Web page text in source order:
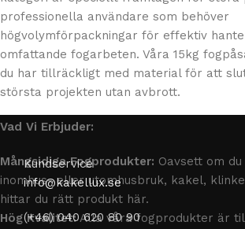
professionella användare som behöver
högvolymförpackningar för effektiv
omfattande fogarbeten. Våra 15kg
du har tillräckligt med material för att
största projekten utan avbrott.
Vad Vi Erbjuder:
Mångsidiga Fogprodukter: Oavsett om
inomhus- eller utomhusbruk, kakel,
hittar du rätt produkt här.
Hög Kvalitet:Alla våra fogprodukter är
Kundservice
info@kakellux.se
(+46) 040 620 80 90